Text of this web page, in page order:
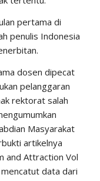
pertama di
penulis Indonesia
dosen dipecat
pelanggaran
rektorat salah
Masyarakat
artikelnya
and Attraction Vol
data dari